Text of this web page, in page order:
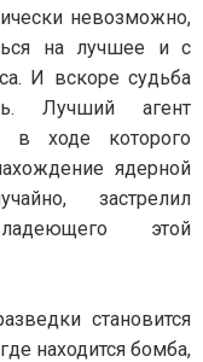
невозможно,
на лучшее и с
И вскоре судьба
Лучший агент
в ходе которого
ядерной
застрелил
этой
становится
находится бомба,